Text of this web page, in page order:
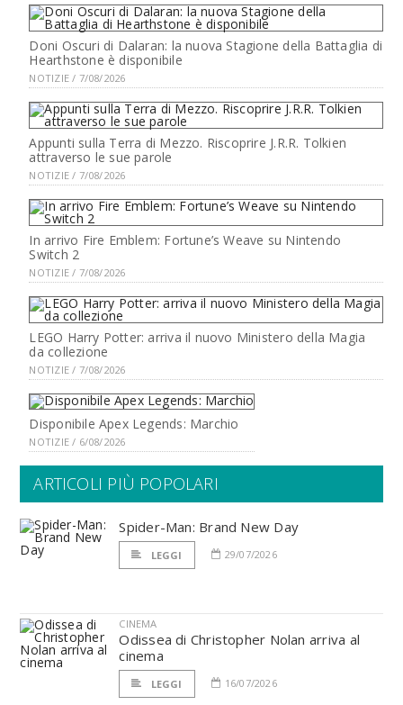
Doni Oscuri di Dalaran: la nuova Stagione della Battaglia di
Hearthstone è disponibile
NOTIZIE / 7/08/2026
Appunti sulla Terra di Mezzo. Riscoprire J.R.R. Tolkien
attraverso le sue parole
NOTIZIE / 7/08/2026
In arrivo Fire Emblem: Fortune’s Weave su Nintendo
Switch 2
NOTIZIE / 7/08/2026
LEGO Harry Potter: arriva il nuovo Ministero della Magia
da collezione
NOTIZIE / 7/08/2026
Disponibile Apex Legends: Marchio
NOTIZIE / 6/08/2026
ARTICOLI PIÙ POPOLARI
Spider-Man: Brand New Day
LEGGI 29/07/2026
CINEMA
Odissea di Christopher Nolan arriva al
cinema
LEGGI 16/07/2026